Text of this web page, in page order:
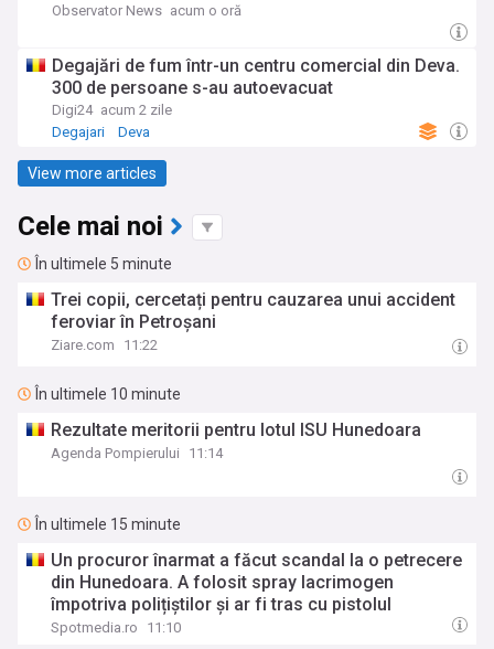
Observator News acum o oră
Degajări de fum într-un centru comercial din Deva.
300 de persoane s-au autoevacuat
Digi24 acum 2 zile
Degajari
Deva
View more articles
Cele mai noi
În ultimele 5 minute
Trei copii, cercetați pentru cauzarea unui accident
feroviar în Petroșani
Ziare.com 11:22
În ultimele 10 minute
Rezultate meritorii pentru lotul ISU Hunedoara
Agenda Pompierului 11:14
În ultimele 15 minute
Un procuror înarmat a făcut scandal la o petrecere
din Hunedoara. A folosit spray lacrimogen
împotriva polițiștilor și ar fi tras cu pistolul
Spotmedia.ro 11:10